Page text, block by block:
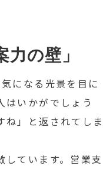
の壁」
になる光景を目に
はいかがでしょう
」と返されてしま
ています。営業支